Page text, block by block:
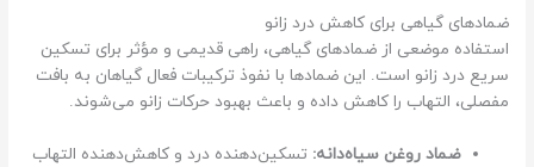
ضمادهای گیاهی برای کاهش درد زانو
استفاده موضعی از ضمادهای گیاهی، راهی قدیمی و مؤثر برای تسکین
سریع درد زانو است. این ضمادها با نفوذ ترکیبات فعال گیاهان به بافت
مفصلی، التهاب را کاهش داده و باعث بهبود حرکات زانو می‌شوند.
ضماد روغن سیاه‌دانه: تسکین‌دهنده درد و کاهش‌دهنده التهاب